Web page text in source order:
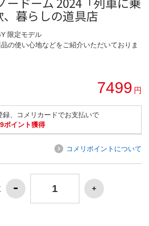
、暮らしの道具店
限定モデル
の使い心地などをご紹介いただいておりま
7499 円
録、コメリカードでお支払いで
9ポイント獲得
コメリポイントについて